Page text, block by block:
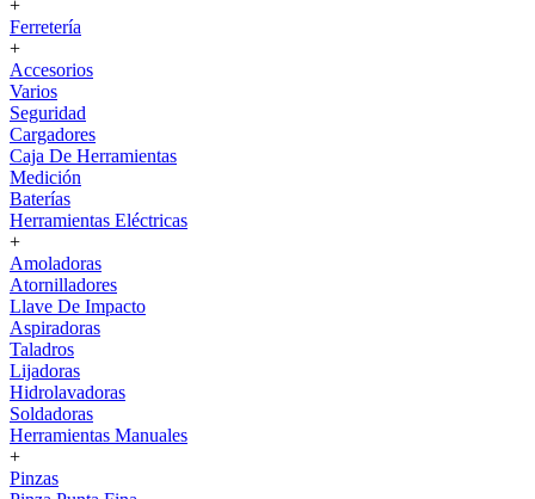
+
Ferretería
+
Accesorios
Varios
Seguridad
Cargadores
Caja De Herramientas
Medición
Baterías
Herramientas Eléctricas
+
Amoladoras
Atornilladores
Llave De Impacto
Aspiradoras
Taladros
Lijadoras
Hidrolavadoras
Soldadoras
Herramientas Manuales
+
Pinzas